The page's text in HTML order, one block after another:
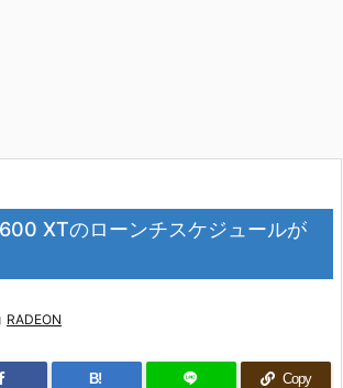
XTのローンチスケジュールが
RADEON
B! Copy